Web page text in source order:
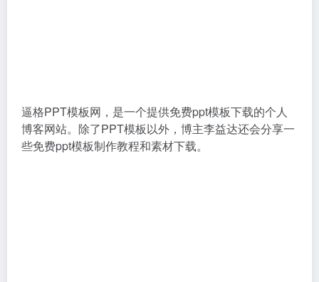
逼格PPT模板网，是一个提供免费ppt模板下载的个人
博客网站。除了PPT模板以外，博主李益达还会分享一
些免费ppt模板制作教程和素材下载。